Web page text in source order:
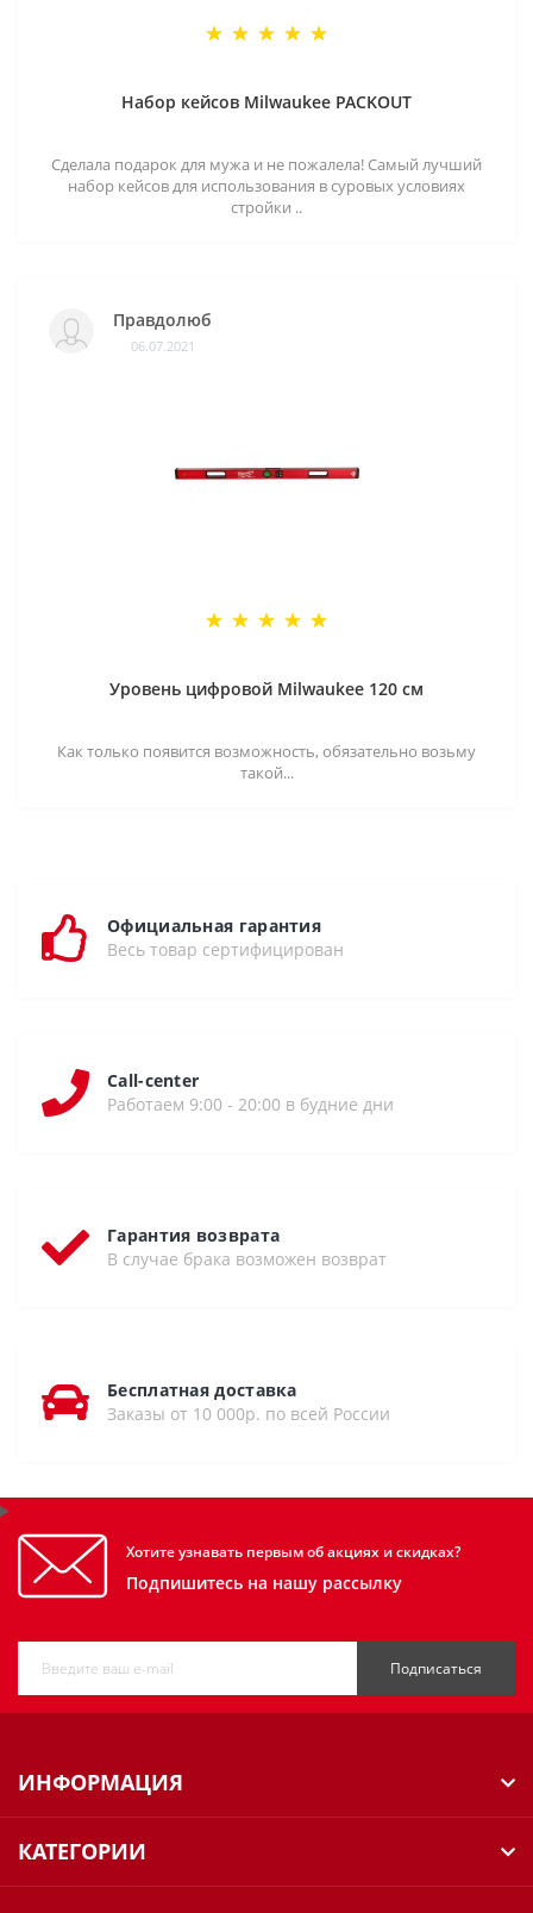
Набор кейсов Milwaukee PACKOUT
Сделала подарок для мужа и не пожалела! Самый лучший
набор кейсов для использования в суровых условиях
стройки ..
Правдолюб
06.07.2021
Уровень цифровой Milwaukee 120 см
Как только появится возможность, обязательно возьму
такой...
Официальная гарантия
Весь товар сертифицирован
Call-center
Работаем 9:00 - 20:00 в будние дни
Гарантия возврата
В случае брака возможен возврат
Бесплатная доставка
Заказы от 10 000р. по всей России
Хотите узнавать первым об акциях и скидках?
Подпишитесь на нашу рассылку
Подписаться
ИНФОРМАЦИЯ
КАТЕГОРИИ